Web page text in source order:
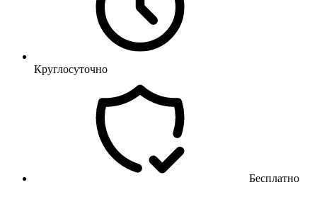
Круглосуточно
Бесплатно